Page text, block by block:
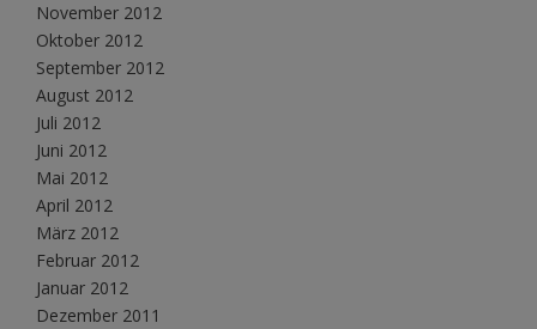
November 2012
Oktober 2012
September 2012
August 2012
Juli 2012
Juni 2012
Mai 2012
April 2012
März 2012
Februar 2012
Januar 2012
Dezember 2011